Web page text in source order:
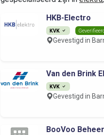
HKB-Electro
KVK
Gevestigd in
Van den Brink
KVK
Gevestigd in
BooVoo Beheer